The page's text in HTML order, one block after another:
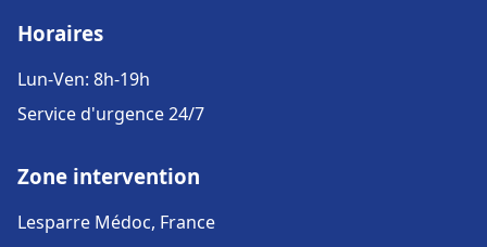
Horaires
Lun-Ven: 8h-19h
Service d'urgence 24/7
Zone intervention
Lesparre Médoc, France